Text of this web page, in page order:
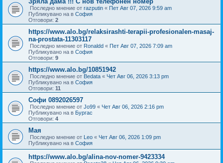
Последно мнение от razputin « Пет Авг 07, 2026 9:59 am
Публикувано на в София
Отговори: 2
https://www.alo.bg/relaksirashti-terapii-profesionalen-masaj-
na-prostata-11303117
Последно мнение от Ronaldd « Пет Авг 07, 2026 7:09 am
Публикувано на в София
Отговори: 9
https://www.alo.bg/10851942
Последно мнение от Bedata « Чет Авг 06, 2026 3:13 pm
Публикувано на в София
Отговори: 11
Софи 0892026597
Последно мнение от Jo99 « Чет Авг 06, 2026 2:16 pm
Публикувано на в Бургас
Отговори: 4
Мая
Последно мнение от Leo « Чет Авг 06, 2026 1:09 pm
Публикувано на в София
https://www.alo.bg/alina-nov-nomer-9423334